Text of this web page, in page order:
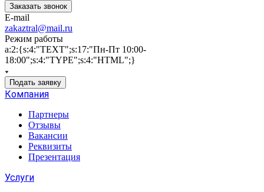
Заказать звонок
E-mail
zakaztral@mail.ru
Режим работы
a:2:{s:4:"TEXT";s:17:"Пн-Пт 10:00-
18:00";s:4:"TYPE";s:4:"HTML";}
Подать заявку
Компания
Партнеры
Отзывы
Вакансии
Реквизиты
Презентация
Услуги